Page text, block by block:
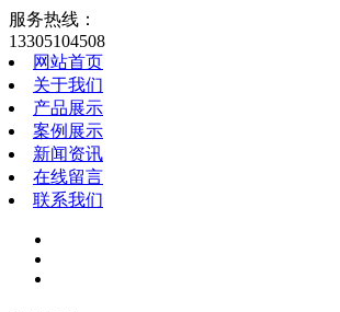
服务热线：
13305104508
网站首页
关于我们
产品展示
案例展示
新闻资讯
在线留言
联系我们